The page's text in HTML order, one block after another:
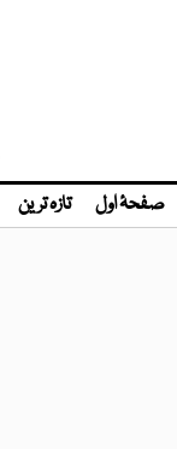
صفحۂ اول تازہ ترین